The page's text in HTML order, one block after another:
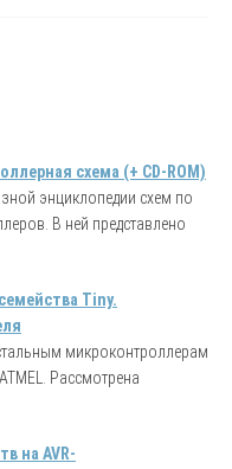
схема (+ CD-ROM)
энциклопедии схем по
В ней представлено
Tiny.
микроконтроллерам
Рассмотрена
на AVR-